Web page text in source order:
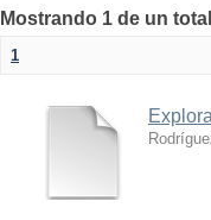
Mostrando 1 de un
1